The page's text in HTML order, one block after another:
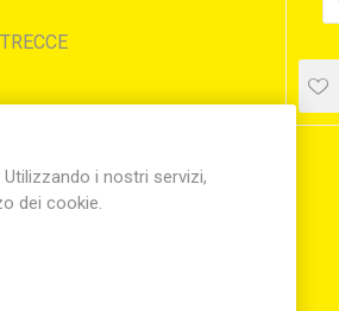
i nostri servizi,
dei cookie.